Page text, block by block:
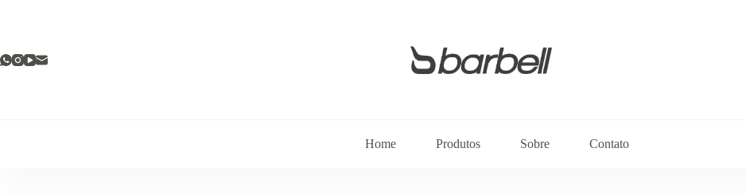
Home Produtos Sobre Contato